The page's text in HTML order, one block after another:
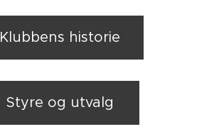
Klubbens historie
Styre og utvalg